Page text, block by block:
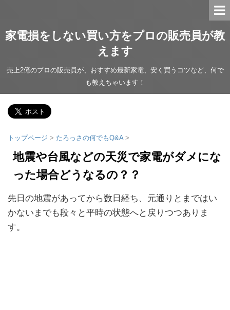
家電損をしない買い方をプロの販売員が教
えます
売上2億のプロの販売員が、おすすめ最新家電、安く買うコツなど、何で
も教えちゃいます！
トップページ > たろっさの何でもQ&A >
地震や台風などの天災で家電がダメにな
った場合どうなるの？？
先日の地震があってから数日経ち、元通りとまではい
かないまでも段々と平時の状態へと戻りつつありま
す。